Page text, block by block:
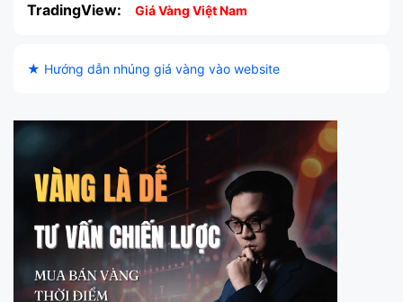
TradingView: Giá Vàng Việt Nam
★ Hướng dẫn nhúng giá vàng vào website